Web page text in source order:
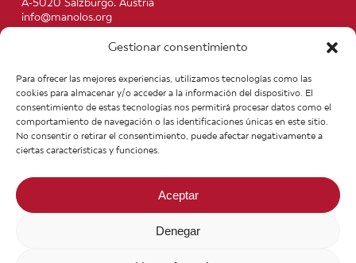
Gestionar consentimiento
Para ofrecer las mejores experiencias, utilizamos tecnologías como las
cookies para almacenar y/o acceder a la información del dispositivo. El
consentimiento de estas tecnologías nos permitirá procesar datos como el
comportamiento de navegación o las identificaciones únicas en este sitio.
No consentir o retirar el consentimiento, puede afectar negativamente a
ciertas características y funciones.
Aceptar
Denegar
info@manolos.org
About us
Products
Infos
News
Contact
Join our Team
Legal notice
General Terms of Purchase